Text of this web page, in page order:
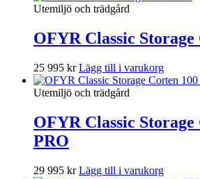
Utemiljö och trädgård
OFYR Classic Storage
25 995 kr Lägg till i varukorg
Utemiljö och trädgård
OFYR Classic Storage
PRO
29 995 kr Lägg till i varukorg